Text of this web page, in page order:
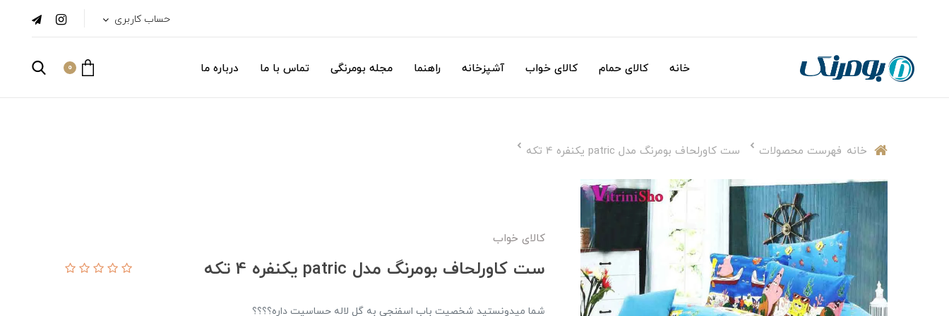
حساب کاربری
خانه کالای حمام کالای خواب آشپزخانه راهنما مجله بومرنگی تماس با ما درباره ما 0
خانه فهرست محصولات ست کاورلحاف بومرنگ مدل patric یکنفره 4 تکه
کالای خواب
ست کاورلحاف بومرنگ مدل patric یکنفره 4 تکه
شما میدونستید شخصیت باب اسفنجی به گل لاله حساسیت داره؟؟؟؟